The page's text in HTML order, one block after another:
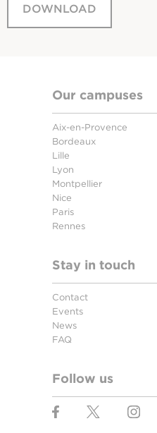
DOWNLOAD
Our campuses
Aix-en-Provence
Bordeaux
Lille
Lyon
Montpellier
Nice
Paris
Rennes
Stay in touch
Contact
Events
News
FAQ
Follow us